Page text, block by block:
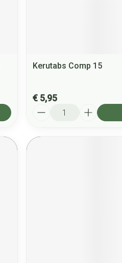
Kerutabs Comp 15
€ 5,95